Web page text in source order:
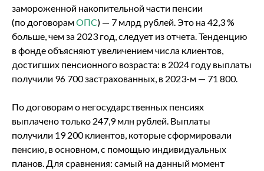
замороженной накопительной части пенсии
(по договорамОПС) — 7 млрд рублей. Это на 42,3 %
больше, чем за 2023 год, следует из отчета. Тенденцию
в фонде объясняют увеличением числа клиентов,
достигших пенсионного возраста: в 2024 году выплаты
получили 96 700 застрахованных, в 2023-м — 71 800.
По договорам о негосударственных пенсиях
выплачено только 247,9 млн рублей. Выплаты
получили 19 200 клиентов, которые сформировали
пенсию, в основном, с помощью индивидуальных
планов. Для сравнения: самый на данный момент